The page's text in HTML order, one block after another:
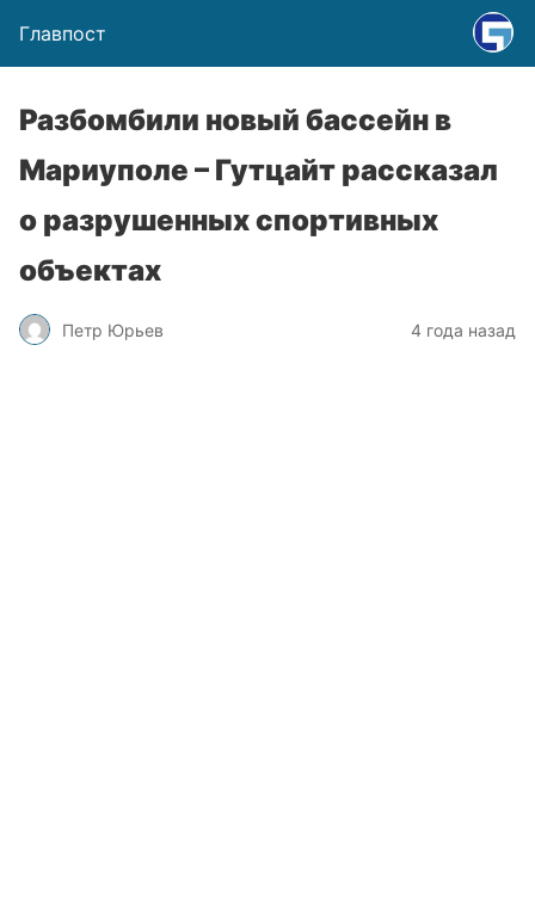
Главпост
Разбомбили новый бассейн в
Мариуполе – Гутцайт рассказал
о разрушенных спортивных
объектах
Петр Юрьев 4 года назад